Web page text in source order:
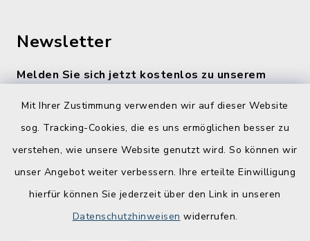
Mit Ihrer Zustimmung verwenden wir auf dieser Website
sog. Tracking-Cookies, die es uns ermöglichen besser zu
verstehen, wie unsere Website genutzt wird. So können wir
unser Angebot weiter verbessern. Ihre erteilte Einwilligung
hierfür können Sie jederzeit über den Link in unseren
Datenschutzhinweisen widerrufen.
Newsletter
Melden Sie sich jetzt kostenlos zu unserem
Quicklinks
Lebenslagen